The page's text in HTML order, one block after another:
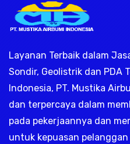
Layanan Terbaik dalam
Sondir, Geolistrik dan PDA
Indonesia, PT. Mustika
dan terpercaya dalam
pada pekerjaannya dan
untuk kepuasan